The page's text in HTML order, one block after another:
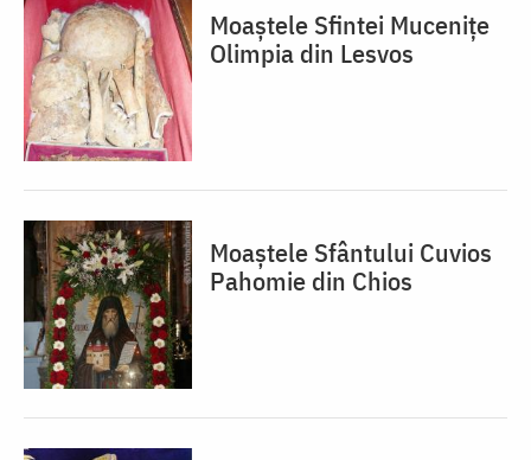
Moaștele Sfintei Mucenițe
Olimpia din Lesvos
Moaștele Sfântului Cuvios
Pahomie din Chios